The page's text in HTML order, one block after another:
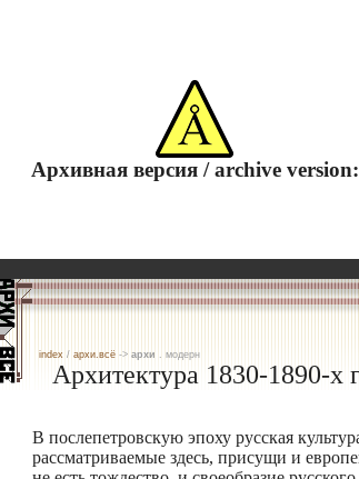
Архивная версия / archive version:
index / архи.всё -> архи . модерн
Архитектура 1830-1890-х
В послепетровскую эпоху русская
рассматриваемые здесь, присущи и